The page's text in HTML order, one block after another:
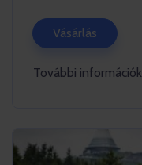
Vásárlás
További információk